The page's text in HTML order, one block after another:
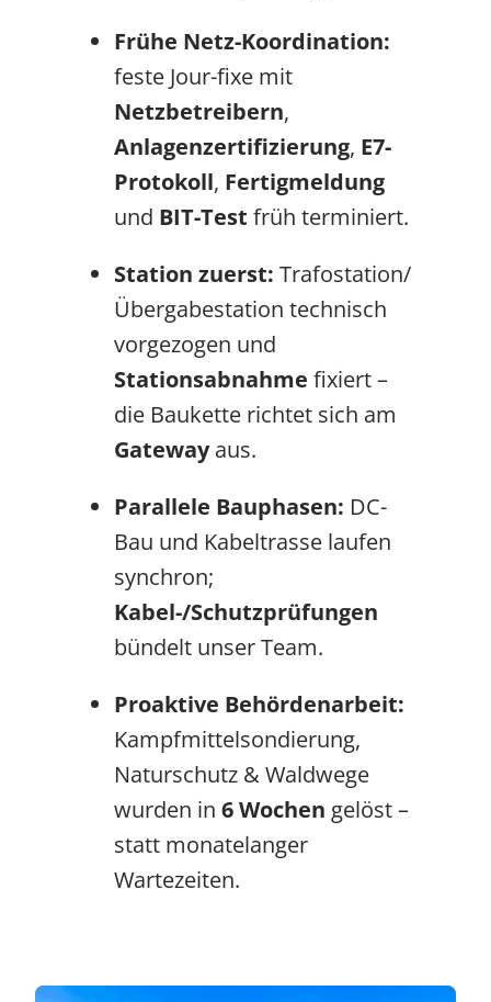
Frühe Netz-Koordination:
feste Jour-fixe mit
Netzbetreibern,
Anlagenzertifizierung, E7-
Protokoll, Fertigmeldung
und BIT-Test früh terminiert.
Station zuerst: Trafostation/
Übergabestation technisch
vorgezogen und
Stationsabnahme fixiert –
die Baukette richtet sich am
Gatewayaus.
Parallele Bauphasen: DC-
Bau und Kabeltrasse laufen
synchron;
Kabel-/Schutzprüfungen
bündelt unser Team.
Proaktive Behördenarbeit:
Kampfmittelsondierung,
Naturschutz & Waldwege
wurden in 6 Wochen gelöst –
statt monatelanger
Wartezeiten.